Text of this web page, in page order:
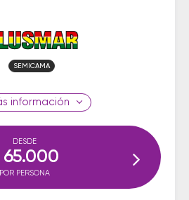
SEMICAMA
información
DESDE
65.000
POR PERSONA